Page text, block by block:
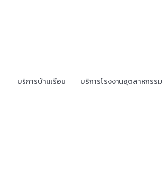
บริการบ้านเรือน บริการโรงงานอุตสาหกรรม